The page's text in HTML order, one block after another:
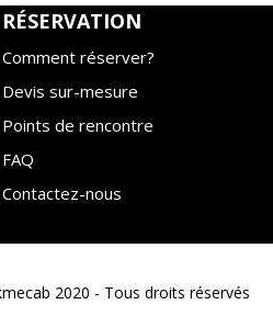
RÉSERVATION
Comment réserver?
Devis sur-mesure
Points de rencontre
FAQ
Contactez-nous
2020 - Tous droits réservés